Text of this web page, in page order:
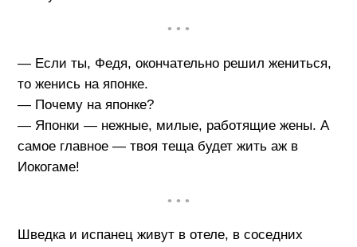
• • •
— Если ты, Федя, окончательно решил жениться,
то женись на японке.
— Почему на японке?
— Японки — нежные, милые, работящие жены. А
самое главное — твоя теща будет жить аж в
Иокогаме!
• • •
Шведка и испанец живут в отеле, в соседних